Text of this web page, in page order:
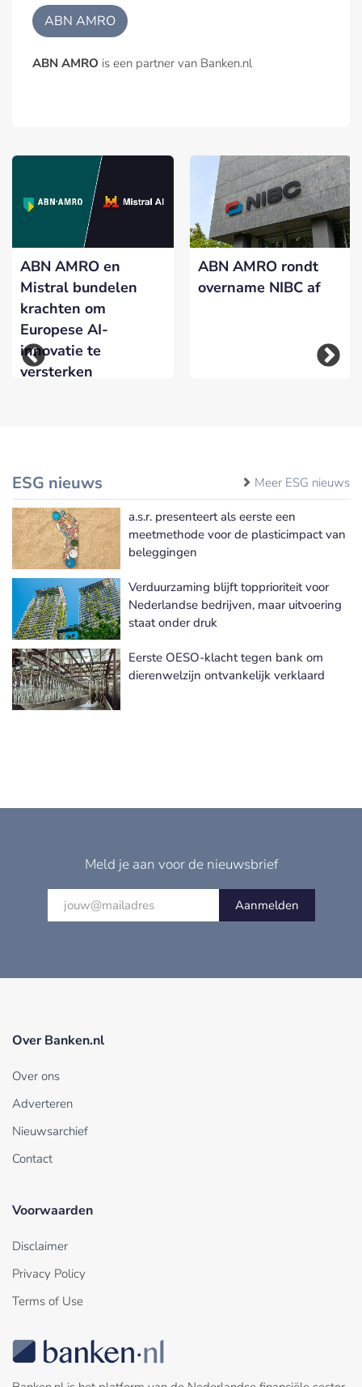
ABN AMRO
ABN AMRO is een partner van Banken.nl
ABN AMRO en
Mistral bundelen
krachten om
Europese AI-
innovatie te
versterken
ABN AMRO rondt
overname NIBC af
ESG nieuws Meer ESG nieuws
a.s.r. presenteert als eerste een
meetmethode voor de plasticimpact van
beleggingen
Verduurzaming blijft topprioriteit voor
Nederlandse bedrijven, maar uitvoering
staat onder druk
Eerste OESO-klacht tegen bank om
dierenwelzijn ontvankelijk verklaard
Meld je aan voor de nieuwsbrief
Aanmelden
Over Banken.nl
Over ons
Adverteren
Nieuwsarchief
Contact
Voorwaarden
Disclaimer
Privacy Policy
Terms of Use